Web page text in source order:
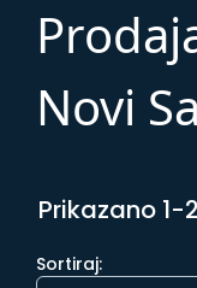
Novi
Prikazano
Sortiraj: